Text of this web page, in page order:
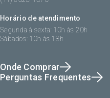
Horário de atendimento
Segunda à sexta: 10h às 20h
Sábados: 10h às 18h
Onde Comprar
Perguntas Frequentes